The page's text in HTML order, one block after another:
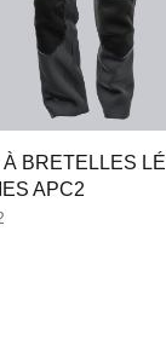
BRETELLES
APC2